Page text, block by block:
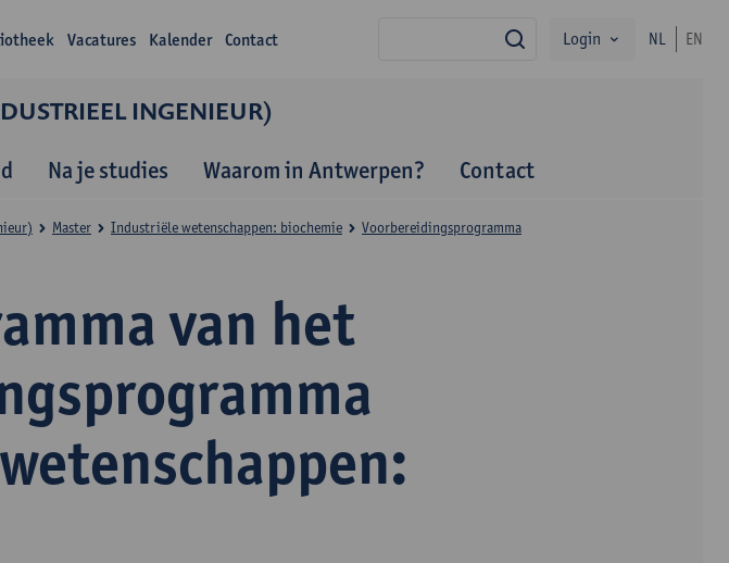
Vacatures Kalender Contact zoekLogin NL EN
INGENIEUR)
Na je studies Waarom in Antwerpen? Contact
van het
Master Industriële wetenschappen: biochemie Voorbereidingsprogramma